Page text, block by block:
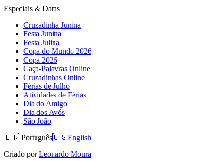
Especiais & Datas
Cruzadinha Junina
Festa Junina
Festa Julina
Copa do Mundo 2026
Copa 2026
Caça-Palavras Online
Cruzadinhas Online
Férias de Julho
Atividades de Férias
Dia do Amigo
Dia dos Avós
São João
🇧🇷 Português🇺🇸English
Criado por Leonardo Moura